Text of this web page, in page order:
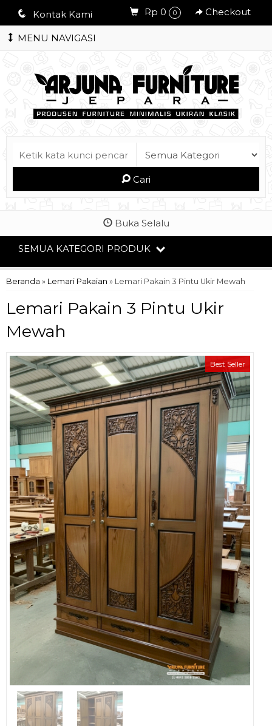
q Kontak Kami Rp 0 0 Checkout
MENU NAVIGASI
Cari
Buka Selalu
SEMUA KATEGORI PRODUK
Beranda » Lemari Pakaian » Lemari Pakain 3 Pintu Ukir Mewah
Lemari Pakain 3 Pintu Ukir
Mewah
Best Seller